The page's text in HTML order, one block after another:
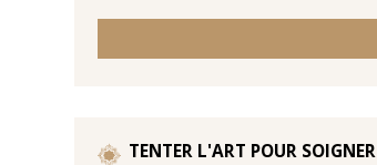
TENTER L'ART POUR SOIGNER